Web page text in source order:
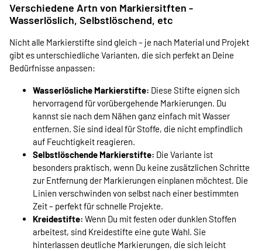
Verschiedene Artn von Markiersitften -
Wasserlöslich, Selbstlöschend, etc
Nicht alle Markierstifte sind gleich – je nach Material und Projekt
gibt es unterschiedliche Varianten, die sich perfekt an Deine
Bedürfnisse anpassen:
Wasserlösliche Markierstifte: Diese Stifte eignen sich
hervorragend für vorübergehende Markierungen. Du
kannst sie nach dem Nähen ganz einfach mit Wasser
entfernen. Sie sind ideal für Stoffe, die nicht empfindlich
auf Feuchtigkeit reagieren.
Selbstlöschende Markierstifte: Die Variante ist
besonders praktisch, wenn Du keine zusätzlichen Schritte
zur Entfernung der Markierungen einplanen möchtest. Die
Linien verschwinden von selbst nach einer bestimmten
Zeit – perfekt für schnelle Projekte.
Kreidestifte: Wenn Du mit festen oder dunklen Stoffen
arbeitest, sind Kreidestifte eine gute Wahl. Sie
hinterlassen deutliche Markierungen, die sich leicht